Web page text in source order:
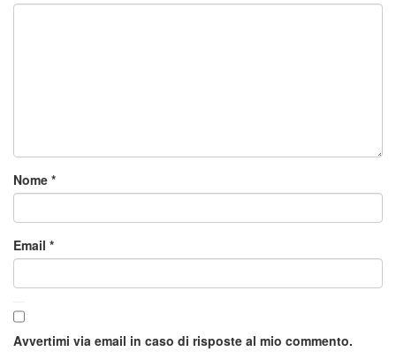
Nome *
Email *
Avvertimi via email in caso di risposte al mio commento.